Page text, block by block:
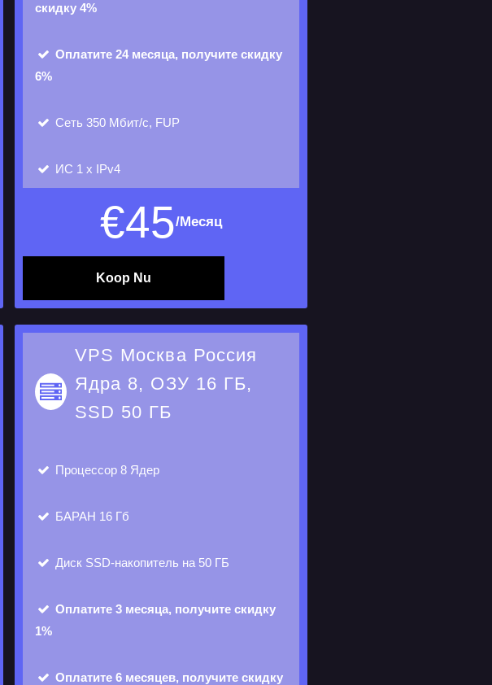
скидку 4%
Оплатите 24 месяца, получите скидку
6%
Сеть 350 Мбит/с, FUP
ИС 1 х IPv4
€45/Месяц
Koop Nu
VPS Москва Россия
Ядра 8, ОЗУ 16 ГБ,
SSD 50 ГБ
Процессор 8 Ядер
БАРАН 16 Гб
Диск SSD-накопитель на 50 ГБ
Оплатите 3 месяца, получите скидку
1%
Оплатите 6 месяцев, получите скидку